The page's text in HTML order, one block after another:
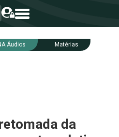
Áudios Matérias
da